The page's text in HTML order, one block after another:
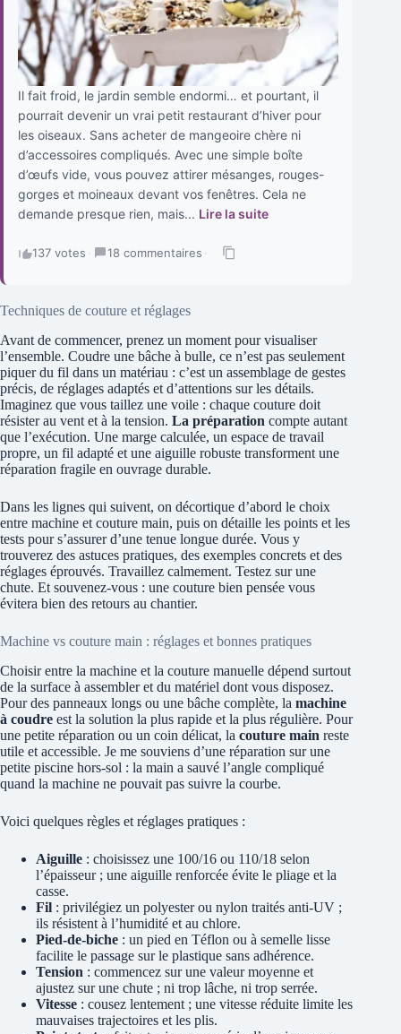
Il fait froid, le jardin semble endormi… et pourtant, il
pourrait devenir un vrai petit restaurant d’hiver pour
les oiseaux. Sans acheter de mangeoire chère ni
d’accessoires compliqués. Avec une simple boîte
d’œufs vide, vous pouvez attirer mésanges, rouges-
gorges et moineaux devant vos fenêtres. Cela ne
demande presque rien, mais... Lire la suite
137 votes · 18 commentaires ·
Techniques de couture et réglages
Avant de commencer, prenez un moment pour visualiser
l’ensemble. Coudre une bâche à bulle, ce n’est pas seulement
piquer du fil dans un matériau : c’est un assemblage de gestes
précis, de réglages adaptés et d’attentions sur les détails.
Imaginez que vous taillez une voile : chaque couture doit
résister au vent et à la tension. La préparation compte autant
que l’exécution. Une marge calculée, un espace de travail
propre, un fil adapté et une aiguille robuste transforment une
réparation fragile en ouvrage durable.
Dans les lignes qui suivent, on décortique d’abord le choix
entre machine et couture main, puis on détaille les points et les
tests pour s’assurer d’une tenue longue durée. Vous y
trouverez des astuces pratiques, des exemples concrets et des
réglages éprouvés. Travaillez calmement. Testez sur une
chute. Et souvenez-vous : une couture bien pensée vous
évitera bien des retours au chantier.
Machine vs couture main : réglages et bonnes pratiques
Choisir entre la machine et la couture manuelle dépend surtout
de la surface à assembler et du matériel dont vous disposez.
Pour des panneaux longs ou une bâche complète, la machine
à coudre est la solution la plus rapide et la plus régulière. Pour
une petite réparation ou un coin délicat, la couture main reste
utile et accessible. Je me souviens d’une réparation sur une
petite piscine hors-sol : la main a sauvé l’angle compliqué
quand la machine ne pouvait pas suivre la courbe.
Voici quelques règles et réglages pratiques :
Aiguille : choisissez une 100/16 ou 110/18 selon
l’épaisseur ; une aiguille renforcée évite le pliage et la
casse.
Fil : privilégiez un polyester ou nylon traités anti-UV ;
ils résistent à l’humidité et au chlore.
Pied-de-biche : un pied en Téflon ou à semelle lisse
facilite le passage sur le plastique sans adhérence.
Tension : commencez sur une valeur moyenne et
ajustez sur une chute ; ni trop lâche, ni trop serrée.
Vitesse : cousez lentement ; une vitesse réduite limite les
mauvaises trajectoires et les plis.